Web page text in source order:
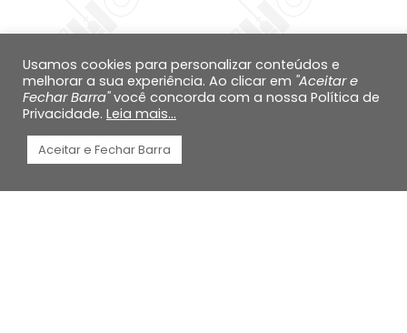
Usamos cookies para personalizar conteúdos e
melhorar a sua experiência. Ao clicar em "Aceitar e
Fechar Barra"você concorda com a nossa Política de
Privacidade. Leia mais...
Aceitar e Fechar Barra
Guia de leitura
Links sublinhados